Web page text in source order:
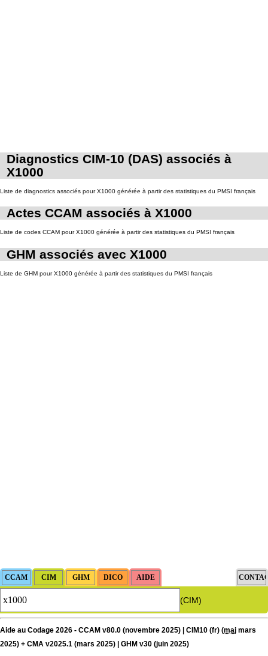
Diagnostics CIM-10 (DAS) associés à
X1000
Liste de diagnostics associés pour X1000 générée à partir des statistiques du PMSI français
Actes CCAM associés à X1000
Liste de codes CCAM pour X1000 générée à partir des statistiques du PMSI français
GHM associés avec X1000
Liste de GHM pour X1000 générée à partir des statistiques du PMSI français
(CIM)
Aide au Codage 2026 - CCAM v80.0 (novembre 2025) | CIM10 (fr) (maj mars
2025) + CMA v2025.1 (mars 2025) | GHM v30 (juin 2025)